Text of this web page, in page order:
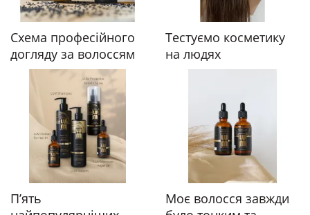
Схема професійного
догляду за волоссям
Тестуємо косметику
на людях
П’ять
Моє волосся завжди